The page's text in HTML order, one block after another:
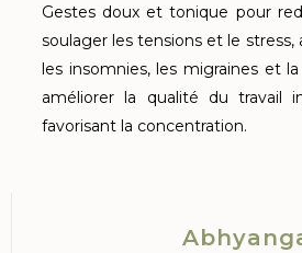
Gestes doux et tonique pour
soulager les tensions et le
les insomnies, les migraines et
améliorer la qualité du travail
favorisant la concentration.